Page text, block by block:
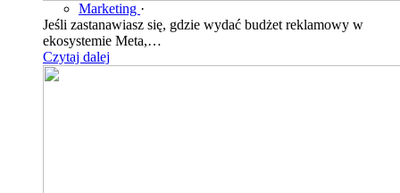
Marketing ·
Jeśli zastanawiasz się, gdzie wydać budżet reklamowy w
ekosystemie Meta,…
Czytaj dalej